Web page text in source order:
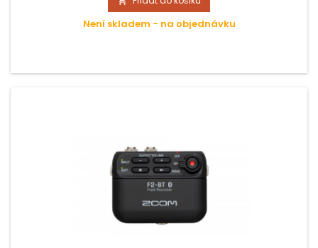
Není skladem - na objednávku